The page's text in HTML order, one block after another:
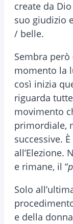
create da
suo giudizio
/ belle.
Sembra
momento la
così inizia
riguarda
movimento
primordiale,
successive.
all’Elezione.
e rimane, il “
Solo
e della